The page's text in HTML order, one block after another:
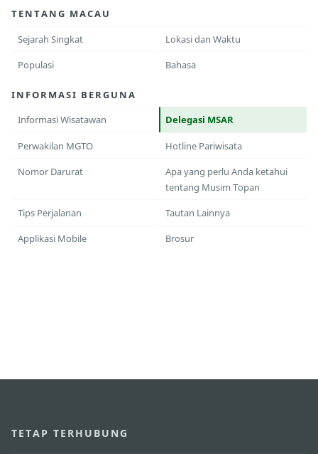
TENTANG MACAU
Sejarah Singkat
Lokasi dan Waktu
Populasi Bahasa
INFORMASI BERGUNA
Informasi Wisatawan
Delegasi MSAR
Perwakilan MGTO Hotline Pariwisata
Nomor Darurat
Apa yang perlu Anda ketahui
tentang Musim Topan
Tips Perjalanan Tautan Lainnya
Applikasi Mobile Brosur
TETAP TERHUBUNG